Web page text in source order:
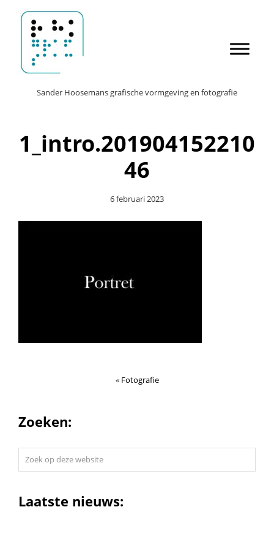
naar
de
hoofd
inhoud
Sander Hoosemans
HeaderSander Hoosemans grafische vormgeving en fotografie
1_intro.201904152210
46
6 februari 2023
« Fotografie
Zoeken:
website
Laatste nieuws: